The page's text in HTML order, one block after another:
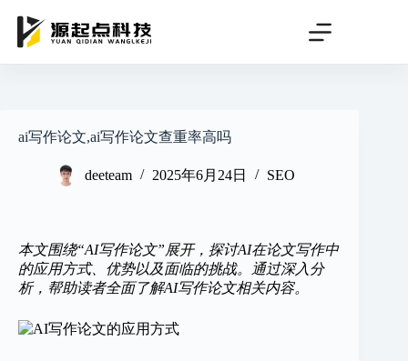
容
ai写作论文,ai写作论文查重率高吗
deeteam 2025年6月24日 SEO
本文围绕“AI写作论文”展开，探讨AI在论文写作中
的应用方式、优势以及面临的挑战。通过深入分
析，帮助读者全面了解AI写作论文相关内容。